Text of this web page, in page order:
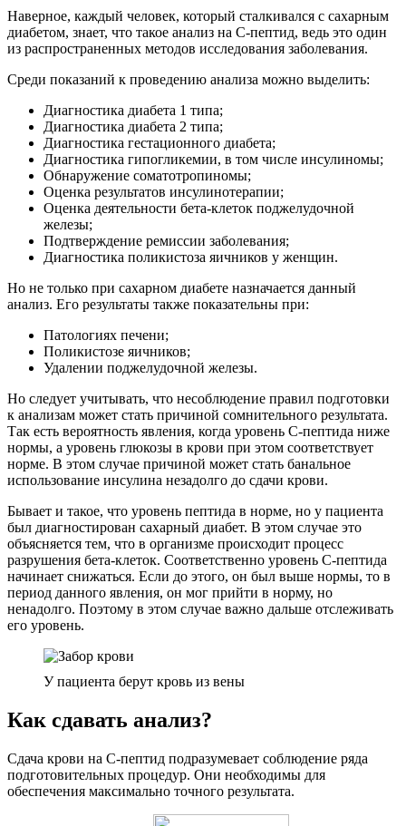
Наверное, каждый человек, который сталкивался с сахарным
диабетом, знает, что такое анализ на С-пептид, ведь это один
из распространенных методов исследования заболевания.
Среди показаний к проведению анализа можно выделить:
Диагностика диабета 1 типа;
Диагностика диабета 2 типа;
Диагностика гестационного диабета;
Диагностика гипогликемии, в том числе инсулиномы;
Обнаружение соматотропиномы;
Оценка результатов инсулинотерапии;
Оценка деятельности бета-клеток поджелудочной
железы;
Подтверждение ремиссии заболевания;
Диагностика поликистоза яичников у женщин.
Но не только при сахарном диабете назначается данный
анализ. Его результаты также показательны при:
Патологиях печени;
Поликистозе яичников;
Удалении поджелудочной железы.
Но следует учитывать, что несоблюдение правил подготовки
к анализам может стать причиной сомнительного результата.
Так есть вероятность явления, когда уровень С-пептида ниже
нормы, а уровень глюкозы в крови при этом соответствует
норме. В этом случае причиной может стать банальное
использование инсулина незадолго до сдачи крови.
Бывает и такое, что уровень пептида в норме, но у пациента
был диагностирован сахарный диабет. В этом случае это
объясняется тем, что в организме происходит процесс
разрушения бета-клеток. Соответственно уровень С-пептида
начинает снижаться. Если до этого, он был выше нормы, то в
период данного явления, он мог прийти в норму, но
ненадолго. Поэтому в этом случае важно дальше отслеживать
его уровень.
У пациента берут кровь из вены
Как сдавать анализ?
Сдача крови на С-пептид подразумевает соблюдение ряда
подготовительных процедур. Они необходимы для
обеспечения максимально точного результата.